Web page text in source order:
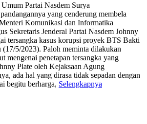
Partai Nasdem Surya
yang cenderung membela
Komunikasi dan Informatika
Sekretaris Jenderal Partai Nasdem Johnny
tersangka kasus korupsi proyek BTS Bakti
5/2023). Paloh meminta dilakukan
mengenai penetapan tersangka yang
Plate oleh Kejaksaan Agung
ada hal yang dirasa tidak sepadan dengan
begitu berharga, Selengkapnya